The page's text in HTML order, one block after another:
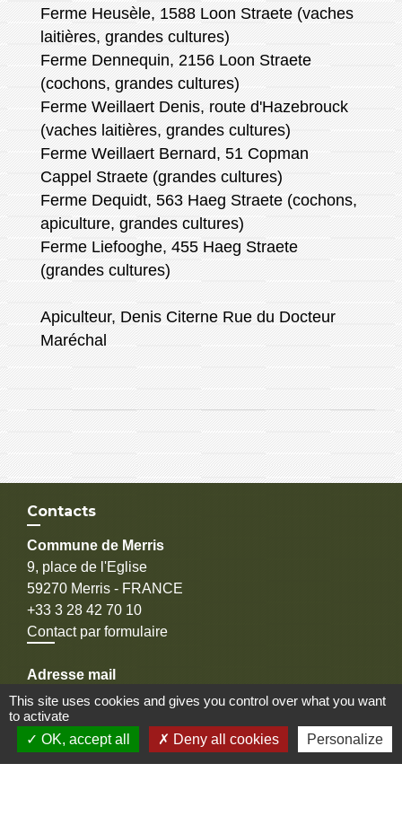
Ferme Heusèle, 1588 Loon Straete (vaches
laitières, grandes cultures)
Ferme Dennequin, 2156 Loon Straete
(cochons, grandes cultures)
Ferme Weillaert Denis, route d'Hazebrouck
(vaches laitières, grandes cultures)
Ferme Weillaert Bernard, 51 Copman
Cappel Straete (grandes cultures)
Ferme Dequidt, 563 Haeg Straete (cochons,
apiculture, grandes cultures)
Ferme Liefooghe, 455 Haeg Straete
(grandes cultures)
Apiculteur, Denis Citerne Rue du Docteur
Maréchal
Contacts
Commune de Merris
9, place de l'Eglise
59270 Merris - FRANCE
+33 3 28 42 70 10
Contact par formulaire
Adresse mail
contact@commune-de-merris.fr
This site uses cookies and gives you control over what you want
to activate
OK, accept all
Deny all cookies Personalize